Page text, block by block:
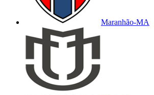
Maranhão-MA